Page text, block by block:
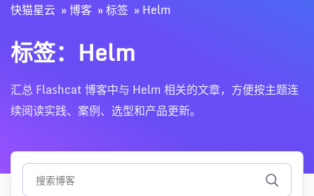
快猫星云 博客 标签 Helm
标签：Helm
汇总 Flashcat 博客中与 Helm 相关的文章，方便按主题连
续阅读实践、案例、选型和产品更新。